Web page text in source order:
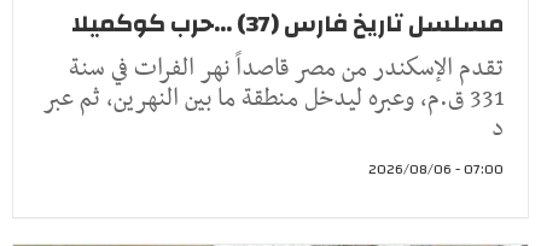
مسلسل تاريخ فارس (37) ...حرب كوكميلا
تقدم الإسكندر من مصر قاصداً نهر الفرات في سنة
331 ق.م، وعبره ليدخل منطقة ما بين النهرين، ثم عبر
د
07:00 - 2026/08/06